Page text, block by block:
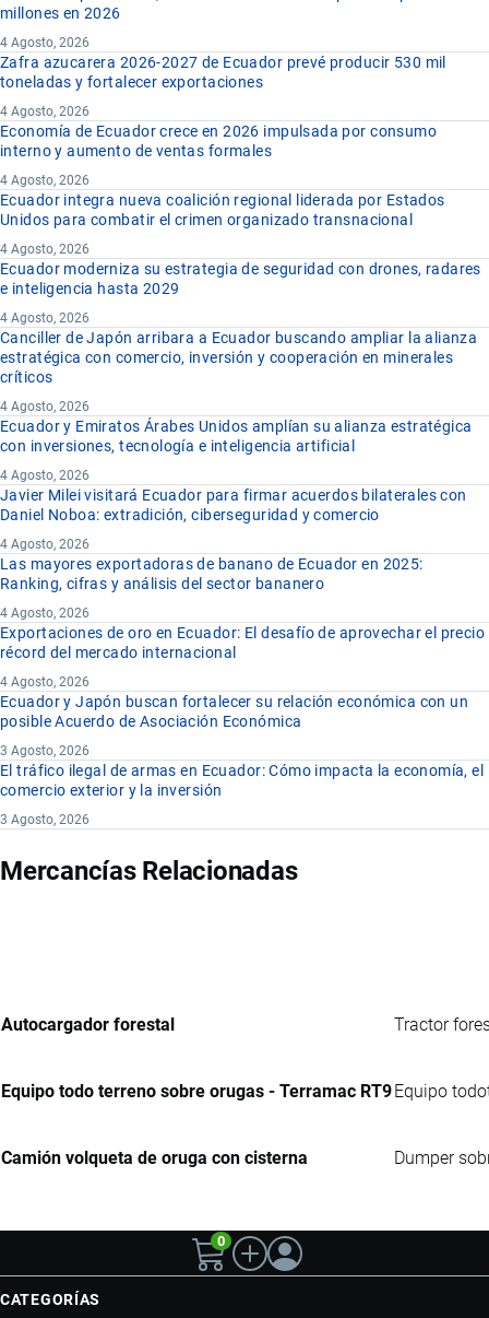
millones en 2026
4 Agosto, 2026
Zafra azucarera 2026-2027 de Ecuador prevé producir 530 mil
toneladas y fortalecer exportaciones
4 Agosto, 2026
Economía de Ecuador crece en 2026 impulsada por consumo
interno y aumento de ventas formales
4 Agosto, 2026
Ecuador integra nueva coalición regional liderada por Estados
Unidos para combatir el crimen organizado transnacional
4 Agosto, 2026
Ecuador moderniza su estrategia de seguridad con drones, radares
e inteligencia hasta 2029
4 Agosto, 2026
Canciller de Japón arribara a Ecuador buscando ampliar la alianza
estratégica con comercio, inversión y cooperación en minerales
críticos
4 Agosto, 2026
Ecuador y Emiratos Árabes Unidos amplían su alianza estratégica
con inversiones, tecnología e inteligencia artificial
4 Agosto, 2026
Javier Milei visitará Ecuador para firmar acuerdos bilaterales con
Daniel Noboa: extradición, ciberseguridad y comercio
4 Agosto, 2026
Las mayores exportadoras de banano de Ecuador en 2025:
Ranking, cifras y análisis del sector bananero
4 Agosto, 2026
Exportaciones de oro en Ecuador: El desafío de aprovechar el precio
récord del mercado internacional
4 Agosto, 2026
Ecuador y Japón buscan fortalecer su relación económica con un
posible Acuerdo de Asociación Económica
3 Agosto, 2026
El tráfico ilegal de armas en Ecuador: Cómo impacta la economía, el
comercio exterior y la inversión
3 Agosto, 2026
Mercancías Relacionadas
Autocargador forestal Tractor
Equipo todo terreno sobre orugas - Terramac RT9 Equipo
Camión volqueta de oruga con cisterna Dumper
0
CATEGORÍAS